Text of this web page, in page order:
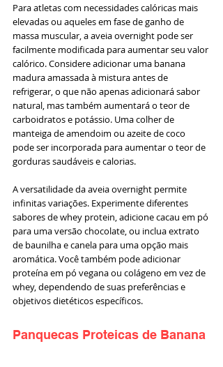
Para atletas com necessidades calóricas mais
elevadas ou aqueles em fase de ganho de
massa muscular, a aveia overnight pode ser
facilmente modificada para aumentar seu valor
calórico. Considere adicionar uma banana
madura amassada à mistura antes de
refrigerar, o que não apenas adicionará sabor
natural, mas também aumentará o teor de
carboidratos e potássio. Uma colher de
manteiga de amendoim ou azeite de coco
pode ser incorporada para aumentar o teor de
gorduras saudáveis e calorias.
A versatilidade da aveia overnight permite
infinitas variações. Experimente diferentes
sabores de whey protein, adicione cacau em pó
para uma versão chocolate, ou inclua extrato
de baunilha e canela para uma opção mais
aromática. Você também pode adicionar
proteína em pó vegana ou colágeno em vez de
whey, dependendo de suas preferências e
objetivos dietéticos específicos.
Panquecas Proteicas de Banana